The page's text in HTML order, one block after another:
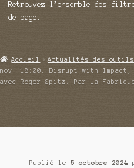
Répertoire d’ouitils
Démos vidéos
Qui sommes-nous ?
Retrouvez l’ensemble des
de page.
Accueil Actualités des
nov. 18:00. Disrupt with Impact,
avec Roger Spitz. Par La
Publié le 5 octobre 2024